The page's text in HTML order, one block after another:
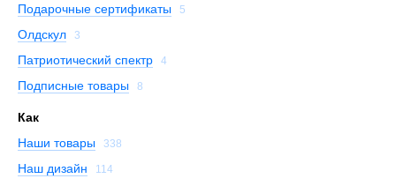
Подарочные сертификаты 5
Олдскул 3
Патриотический спектр 4
Подписные товары 8
Как
Наши товары
338
Наш дизайн 114